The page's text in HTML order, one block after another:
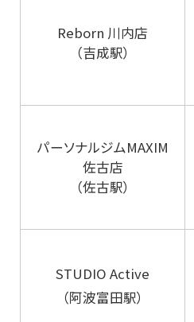
Reborn 川内店
（吉成駅）
パーソナルジムMAXIM
佐古店
（佐古駅）
STUDIO Active
（阿波富田駅）